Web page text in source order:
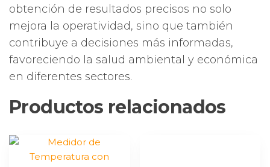
obtención de resultados precisos no solo
mejora la operatividad, sino que también
contribuye a decisiones más informadas,
favoreciendo la salud ambiental y económica
en diferentes sectores.
Productos relacionados